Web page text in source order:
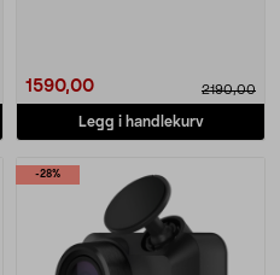
1590,00 2190,00
Legg i handlekurv
-28%